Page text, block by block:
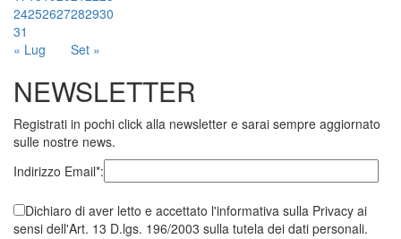
« Lug Set »
24252627282930
31
NEWSLETTER
Registrati in pochi click alla newsletter e sarai sempre aggiornato
sulle nostre news.
Indirizzo Email*:
Dichiaro di aver letto e accettato l'informativa sulla Privacy ai
sensi dell'Art. 13 D.lgs. 196/2003 sulla tutela dei dati personali.